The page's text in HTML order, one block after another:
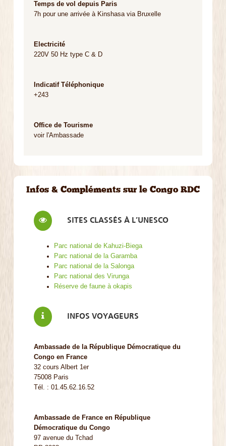
Temps de vol depuis Paris
7h pour une arrivée à Kinshasa via Bruxelle
Electricité
220V 50 Hz type C & D
Indicatif Téléphonique
+243
Office de Tourisme
voir l'Ambassade
Infos & Compléments sur le Congo RDC
SITES CLASSÉS À L’UNESCO
Parc national de Kahuzi-Biega
Parc national de la Garamba
Parc national de la Salonga
Parc national des Virunga
Réserve de faune à okapis
INFOS VOYAGEURS
Ambassade de la République Démocratique du
Congo en France
32 cours Albert 1er
75008 Paris
Tél. : 01.45.62.16.52
Ambassade de France en République
Démocratique du Congo
97 avenue du Tchad